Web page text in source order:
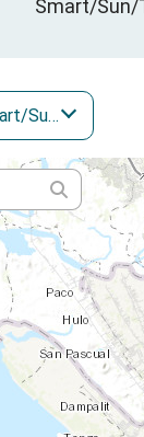
Smart/Sun/
Smart/Sun/TNT Mobile